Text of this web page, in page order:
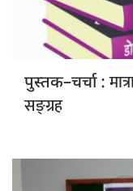
पुस्तक–चर्चा :
सङ्ग्रह